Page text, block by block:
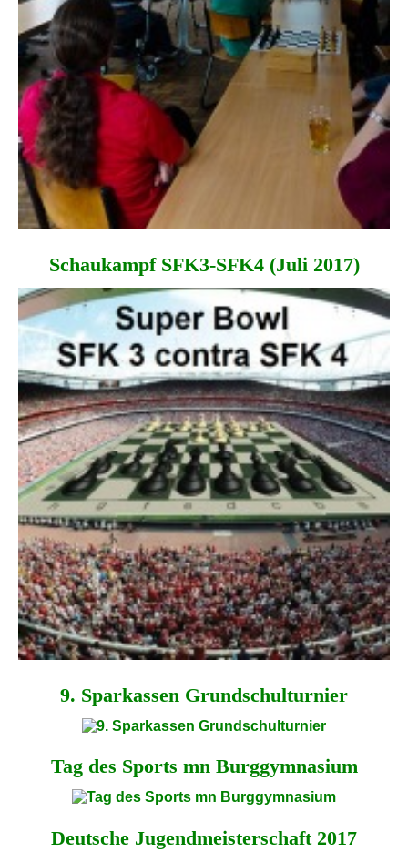
Schaukampf SFK3-SFK4 (Juli 2017)
9. Spar­kassen Grund­schul­turnier
Tag des Sports mn Burggymnasium
Deutsche Jugend­meister­schaft 2017